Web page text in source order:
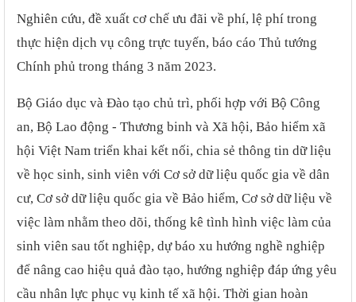
Nghiên cứu, đề xuất cơ chế ưu đãi về phí, lệ phí trong
thực hiện dịch vụ công trực tuyến, báo cáo Thủ tướng
Chính phủ trong tháng 3 năm 2023.
Bộ Giáo dục và Đào tạo chủ trì, phối hợp với Bộ Công
an, Bộ Lao động - Thương binh và Xã hội, Bảo hiểm xã
hội Việt Nam triển khai kết nối, chia sẻ thông tin dữ liệu
về học sinh, sinh viên với Cơ sở dữ liệu quốc gia về dân
cư, Cơ sở dữ liệu quốc gia về Bảo hiểm, Cơ sở dữ liệu về
việc làm nhằm theo dõi, thống kê tình hình việc làm của
sinh viên sau tốt nghiệp, dự báo xu hướng nghề nghiệp
để nâng cao hiệu quả đào tạo, hướng nghiệp đáp ứng yêu
cầu nhân lực phục vụ kinh tế xã hội. Thời gian hoàn